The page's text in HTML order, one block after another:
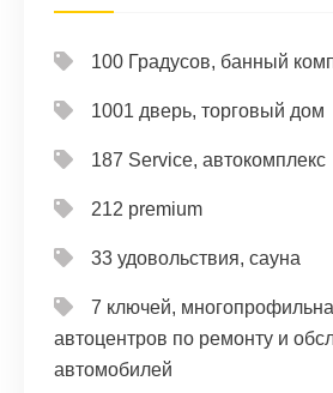
100 Градусов, банный
1001 дверь, торговый дом
187 Service, автокомплекс
212 premium
33 удовольствия, сауна
7 ключей,
автоцентров по ремонту и
автомобилей